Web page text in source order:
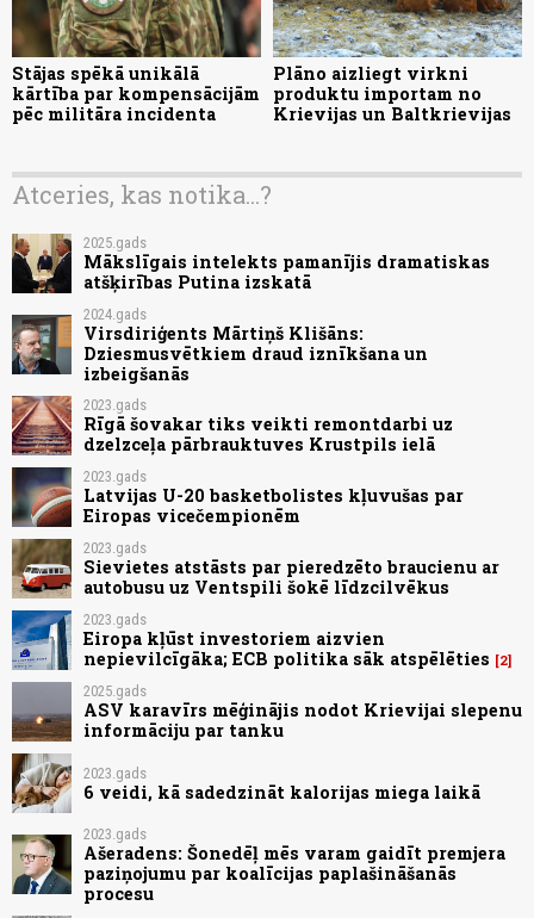
Stājas spēkā unikālā
kārtība par kompensācijām
pēc militāra incidenta
Plāno aizliegt virkni
produktu importam no
Krievijas un Baltkrievijas
Atceries, kas notika...?
2025.gads
Mākslīgais intelekts pamanījis dramatiskas
atšķirības Putina izskatā
2024.gads
Virsdiriģents Mārtiņš Klišāns:
Dziesmusvētkiem draud iznīkšana un
izbeigšanās
2023.gads
Rīgā šovakar tiks veikti remontdarbi uz
dzelzceļa pārbrauktuves Krustpils ielā
2023.gads
Latvijas U-20 basketbolistes kļuvušas par
Eiropas vicečempionēm
2023.gads
Sievietes atstāsts par pieredzēto braucienu ar
autobusu uz Ventspili šokē līdzcilvēkus
2023.gads
Eiropa kļūst investoriem aizvien
nepievilcīgāka; ECB politika sāk atspēlēties
2
2025.gads
ASV karavīrs mēģinājis nodot Krievijai slepenu
informāciju par tanku
2023.gads
6 veidi, kā sadedzināt kalorijas miega laikā
2023.gads
Ašeradens: Šonedēļ mēs varam gaidīt premjera
paziņojumu par koalīcijas paplašināšanās
procesu